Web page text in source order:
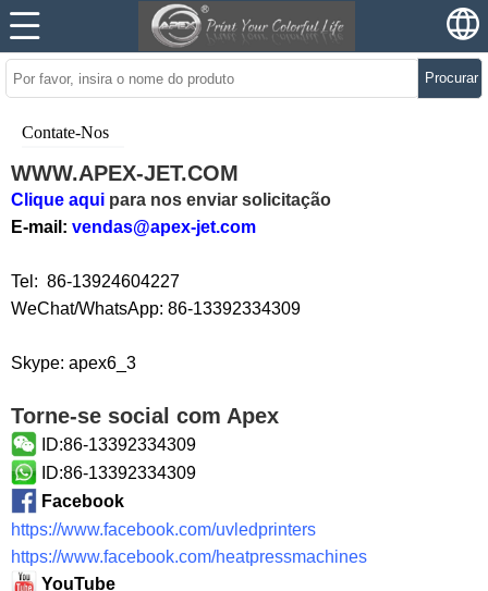
Procurar
Contate-Nos
WWW.APEX-JET.COM
Clique aqui para nos enviar solicitação
E-mail: vendas@apex-jet.com
Tel: 86-13924604227
WeChat/WhatsApp: 86-13392334309
Skype: apex6_3
Torne-se social com Apex
ID:86-13392334309
ID:86-13392334309
Facebook
https://www.facebook.com/uvledprinters
https://www.facebook.com/heatpressmachines
YouTube